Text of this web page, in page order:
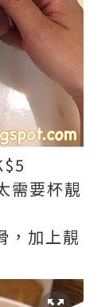
需要杯靚
，加上靚